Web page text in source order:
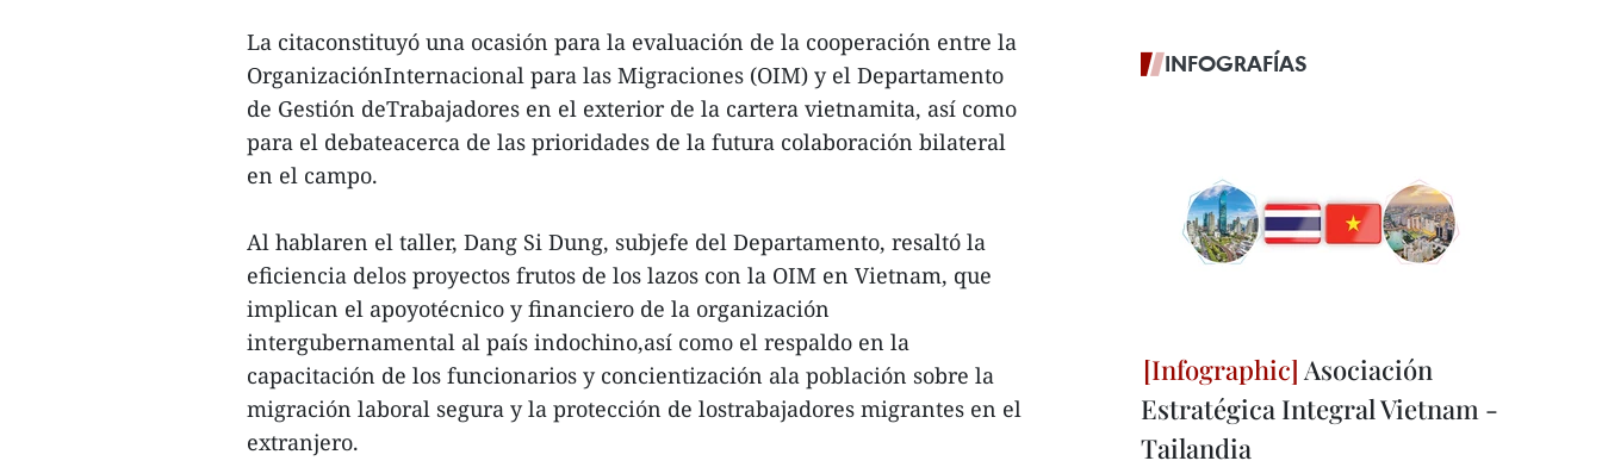
La citaconstituyó una ocasión para la evaluación de la cooperación entre la
OrganizaciónInternacional para las Migraciones (OIM) y el Departamento
de Gestión deTrabajadores en el exterior de la cartera vietnamita, así como
para el debateacerca de las prioridades de la futura colaboración bilateral
en el campo.
Al hablaren el taller, Dang Si Dung, subjefe del Departamento, resaltó la
eficiencia delos proyectos frutos de los lazos con la OIM en Vietnam, que
implican el apoyotécnico y financiero de la organización
intergubernamental al país indochino,así como el respaldo en la
capacitación de los funcionarios y concientización ala población sobre la
migración laboral segura y la protección de lostrabajadores migrantes en el
extranjero.
INFOGRAFÍAS
Asociación
Estratégica Integral Vietnam -
Tailandia